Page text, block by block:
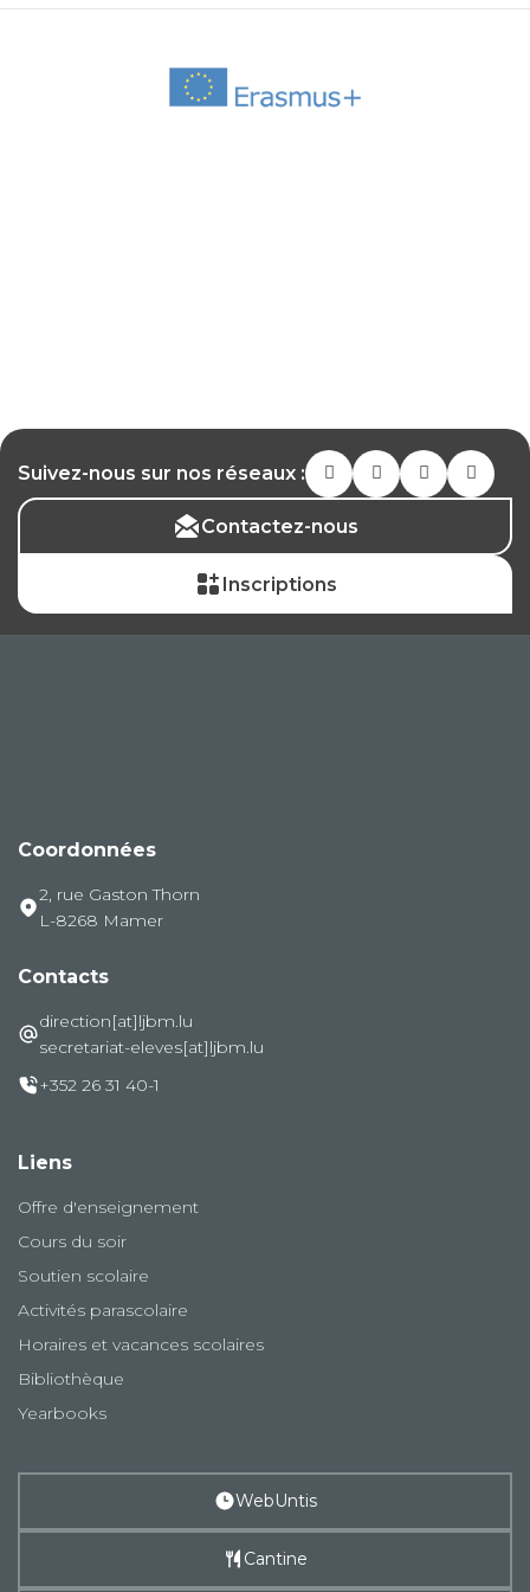
Suivez-nous sur nos réseaux :
Contactez-nous
Inscriptions
Coordonnées
2, rue Gaston Thorn
L-8268 Mamer
Contacts
direction[at]ljbm.lu
secretariat-eleves[at]ljbm.lu
+352 26 31 40-1
Liens
Offre d'enseignement
Cours du soir
Soutien scolaire
Activités parascolaire
Horaires et vacances scolaires
Bibliothèque
Yearbooks
WebUntis
Cantine